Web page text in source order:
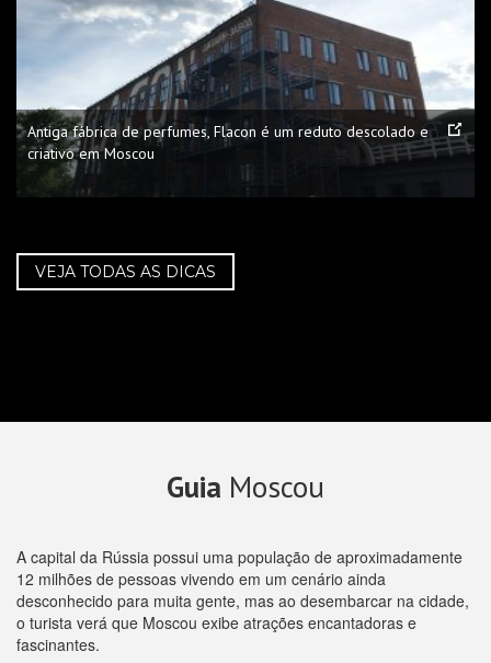
Antiga fábrica de perfumes, Flacon é um reduto descolado e
criativo em Moscou
VEJA TODAS AS DICAS
Guia Moscou
A capital da Rússia possui uma população de aproximadamente
12 milhões de pessoas vivendo em um cenário ainda
desconhecido para muita gente, mas ao desembarcar na cidade,
o turista verá que Moscou exibe atrações encantadoras e
fascinantes.